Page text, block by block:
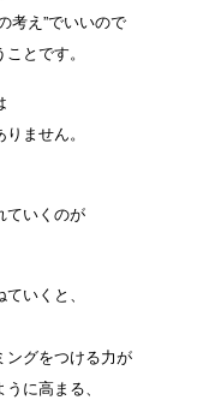
考え”でいいので
とです。
ません。
ていくのが
いくと、
ングをつける力が
に高まる、